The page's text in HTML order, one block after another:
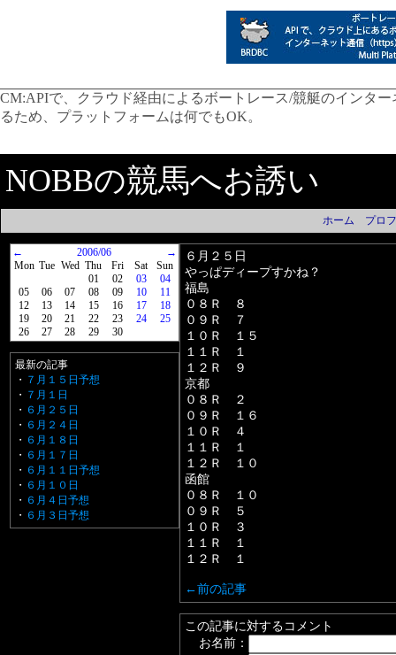
CM:APIで、クラウド経由によるボートレース/競艇のインタ
るため、プラットフォームは何でもOK。
NOBBの競馬へお誘い
ホーム プロ
← 2006/06
→
Mon Tue Wed Thu Fri Sat
Sun
01
02 03
04
05
06 07 08 09 10
11
12
13 14 15 16 17
18
19
20 21 22 23 24
25
26
27 28 29 30
最新の記事
・ ７月１５日予想
・ ７月１日
・ ６月２５日
・ ６月２４日
・ ６月１８日
・ ６月１７日
・ ６月１１日予想
・ ６月１０日
・ ６月４日予想
・ ６月３日予想
６月２５日
やっぱディープすかね？
福島
０８Ｒ ８
０９Ｒ ７
１０Ｒ １５
１１Ｒ １
１２Ｒ ９
京都
０８Ｒ ２
０９Ｒ １６
１０Ｒ ４
１１Ｒ １
１２Ｒ １０
函館
０８Ｒ １０
０９Ｒ ５
１０Ｒ ３
１１Ｒ １
１２Ｒ １
←前の記事
この記事に対するコメント
お名前：